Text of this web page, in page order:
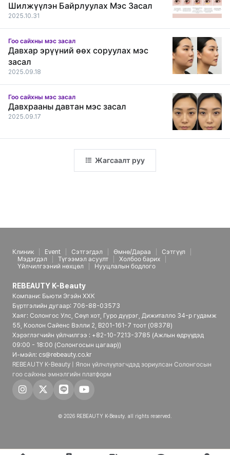
Шилжүүлэн Байрлуулах Мэс Засал
2025.10.31
Гоо сайхны мэс засал
Давхар эрүүний өөх соруулах мэс
засал
2025.09.18
Гоо сайхны мэс засал
Давхрааны давтан мэс засал
2025.09.17
Жагсаалт руу
Клиник Event Сэтгэгдэл Өмнө/Дараа
Сэтгүүл
Мэдэгдэл
Түгээмэл асуулт
Холбоо барих
Үйлчилгээний нөхцөл
Нууцлалын бодлого
REBEAUTY K-Beauty
Компани: Бьюти Эгэйн ХХК
Бүртгэлийн дугаар: 706-88-03573
Хаяг: Солонгос Улс, Сөүл хот, Гуро дүүрэг, Дижиталло 34-р гудамж
55, Коолон Сайенс Вэлли 2, B201-161-7 тоот (08378)
Хэрэглэгчийн үйлчилгээ : +82-10-7213-3785 (Ажлын өдрүүдэд
09:00 - 18:00 (Солонгосын цагаар))
И-мэйл: cs@rebeauty.co.kr
REBEAUTY K-Beauty | Япон үйлчлүүлэгчдэд зориулсан Солонгосын
гоо сайхны эмнэлгийн платформ
© 2026 REBEAUTY K-Beauty. all rights reserved.